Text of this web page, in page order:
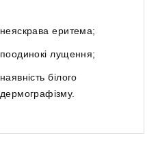
неяскрава еритема;
поодинокі лущення;
наявність білого
дермографізму.